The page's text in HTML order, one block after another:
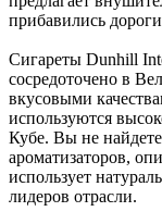
прибавились
Сигареты Dunhill
сосредоточено в
вкусовыми
используются
Кубе. Вы не
ароматизаторов,
использует
лидеров отрасли.